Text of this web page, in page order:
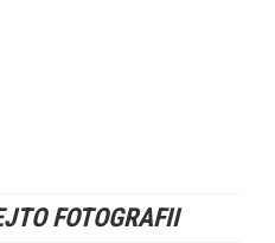
FOTOGRAFII